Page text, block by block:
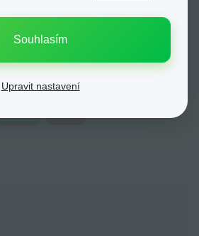
Souhlasím
Upravit nastavení